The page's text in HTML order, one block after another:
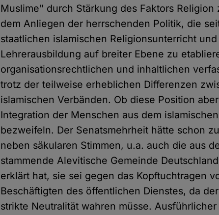
Muslime" durch Stärkung des Faktors
dem Anliegen der herrschenden Politik, die
staatlichen islamischen Religionsunterricht
Lehrerausbildung auf breiter Ebene zu
organisationsrechtlichen und inhaltlichen
trotz der teilweise erheblichen Differenzen
islamischen Verbänden. Ob diese Position
Integration der Menschen aus dem
bezweifeln. Der Senatsmehrheit hätte schon
neben säkularen Stimmen, u.a. auch die aus
stammende Alevitische Gemeinde
erklärt hat, sie sei gegen das Kopftuchtragen
Beschäftigten des öffentlichen Dienstes, da
strikte Neutralität wahren müsse.